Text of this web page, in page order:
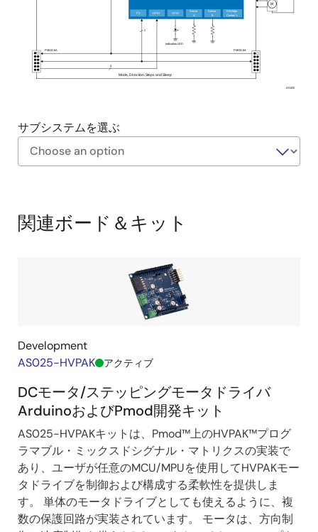
AS025
Mode, Direction, Steps and Sleep
PMOD 6A
Indication LED
M
2
4
PMOD 6A
I2C GPIO GPIO
Sense
A
Sense
B
H-Bridge
Control 1
サブシステムを選ぶ
motor-
Diagram
関連ボード＆キット
Development
AS025-HVPAK
アクティブ
DCモータ/ステッピングモータドライバ
ArduinoおよびPmod開発キット
AS025-HVPAKキットは、Pmod™上のHVPAK™プログ
ラマブル・ミックスドシグナル・マトリクスの実装で
あり、ユーザが任意のMCU/MPUを使用してHVPAKモー
タドライブを制御および構成する柔軟性を提供しま
す。 単体のモータドライブとしても使えるように、複
数の保護回路が実装されています。 モータは、方向制